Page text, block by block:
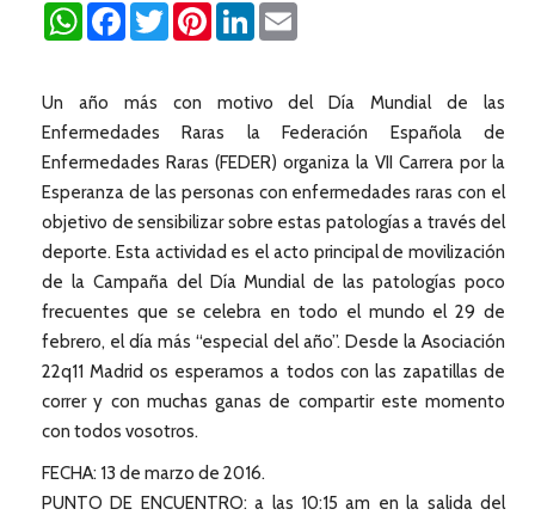
WhatsAppFacebookTwitterPinterestLinkedIn
Un año más con motivo del Día Mundial de las
Enfermedades Raras la Federación Española de
Enfermedades Raras (FEDER) organiza la VII Carrera por la
Esperanza de las personas con enfermedades raras con el
objetivo de sensibilizar sobre estas patologías a través del
deporte. Esta actividad es el acto principal de movilización
de la Campaña del Día Mundial de las patologías poco
frecuentes que se celebra en todo el mundo el 29 de
febrero, el día más “especial del año”. Desde la Asociación
22q11 Madrid os esperamos a todos con las zapatillas de
correr y con muchas ganas de compartir este momento
con todos vosotros.
FECHA: 13 de marzo de 2016.
PUNTO DE ENCUENTRO: a las 10:15 am en la salida del